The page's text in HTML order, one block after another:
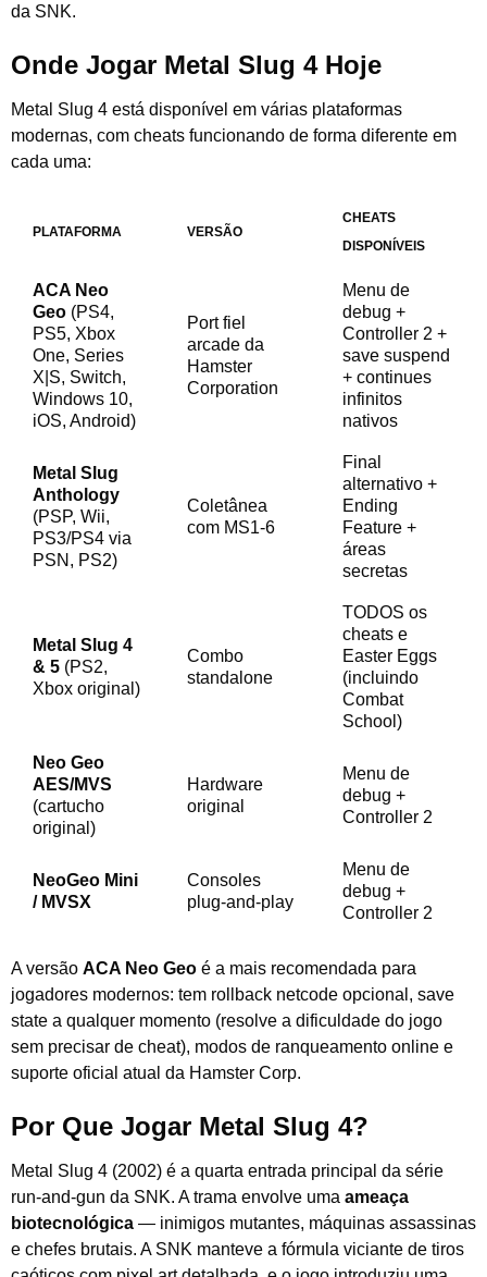
da SNK.
Onde Jogar Metal Slug 4 Hoje
Metal Slug 4 está disponível em várias plataformas
modernas, com cheats funcionando de forma diferente em
cada uma:
PLATAFORMA VERSÃO
CHEATS
DISPONÍVEIS
ACA Neo
Geo (PS4,
PS5, Xbox
One, Series
X|S, Switch,
Windows 10,
iOS, Android)
Port fiel
arcade da
Hamster
Corporation
Menu de
debug +
Controller 2 +
save suspend
+ continues
infinitos
nativos
Metal Slug
Anthology
(PSP, Wii,
PS3/PS4 via
PSN, PS2)
Coletânea
com MS1-6
Final
alternativo +
Ending
Feature +
áreas
secretas
Metal Slug 4
& 5 (PS2,
Xbox original)
Combo
standalone
TODOS os
cheats e
Easter Eggs
(incluindo
Combat
School)
Neo Geo
AES/MVS
(cartucho
original)
Hardware
original
Menu de
debug +
Controller 2
NeoGeo Mini
/ MVSX
Consoles
plug-and-play
Menu de
debug +
Controller 2
A versão ACA Neo Geo é a mais recomendada para
jogadores modernos: tem rollback netcode opcional, save
state a qualquer momento (resolve a dificuldade do jogo
sem precisar de cheat), modos de ranqueamento online e
suporte oficial atual da Hamster Corp.
Por Que Jogar Metal Slug 4?
Metal Slug 4 (2002) é a quarta entrada principal da série
run-and-gun da SNK. A trama envolve uma ameaça
biotecnológica — inimigos mutantes, máquinas assassinas
e chefes brutais. A SNK manteve a fórmula viciante de tiros